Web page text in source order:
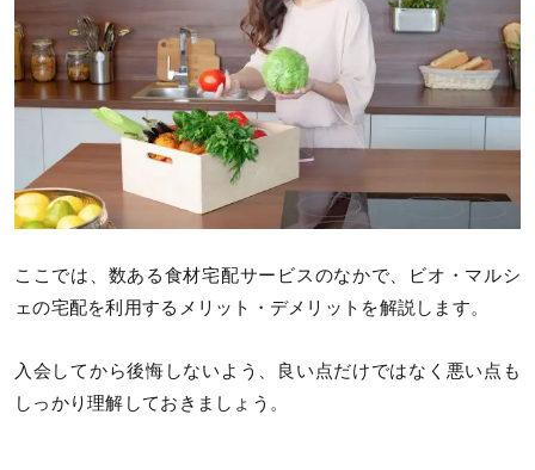
ここでは、数ある食材宅配サービスのなかで、ビオ・マルシ
ェの宅配を利用するメリット・デメリットを解説します。
入会してから後悔しないよう、良い点だけではなく悪い点も
しっかり理解しておきましょう。